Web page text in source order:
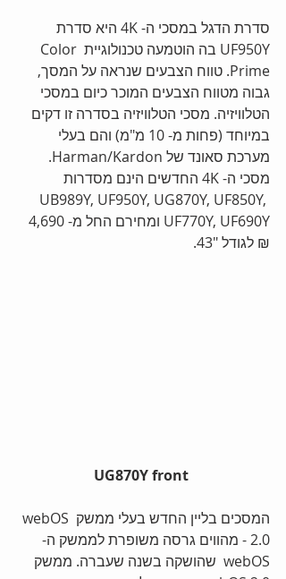
סדרת הדגל במסכי ה- 4K היא סדרת
UF950Y בה הוטמעה טכנולוגיית Color
Prime. טווח הצבעים שנראה על המסך,
גבוה מטווח הצבעים המוכר כיום במסכי
הטלוויזיה. מסכי הטלוויזיה בסדרה זו דקים
במיוחד (פחות מ- 10 מ"מ) והם בעלי
מערכת סאונד של Harman/Kardon.
מסכי ה- 4K החדשים הינם מסדרות
UB989Y, UF950Y, UG870Y, UF850Y,
₪ לגודל "43.
UG870Y front
המסכים בליין החדש בעלי ממשק webOS
2.0 - מהווים גרסה משופרת לממשק ה-
webOS  שהושקה בשנה שעברה. ממשק